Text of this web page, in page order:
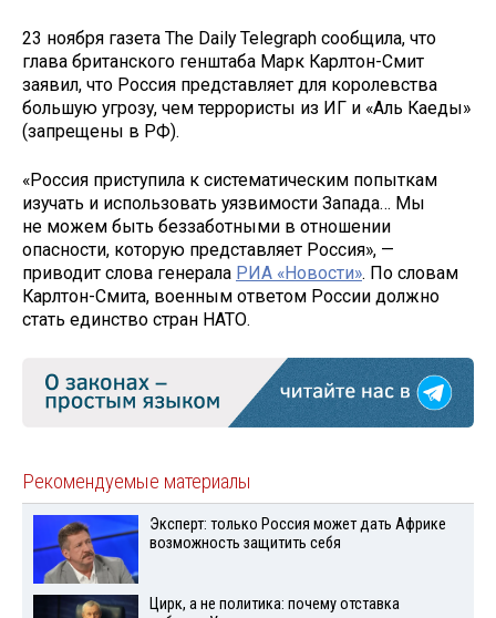
23 ноября газета The Daily Telegraph сообщила, что
глава британского генштаба Марк Карлтон-Смит
заявил, что Россия представляет для королевства
большую угрозу, чем террористы из ИГ и «Аль Каеды»
(запрещены в РФ).
«Россия приступила к систематическим попыткам
изучать и использовать уязвимости Запада… Мы
не можем быть беззаботными в отношении
опасности, которую представляет Россия», —
приводит слова генерала РИА «Новости». По словам
Карлтон-Смита, военным ответом России должно
стать единство стран НАТО.
Рекомендуемые материалы
Эксперт: только Россия может дать Африке
возможность защитить себя
Цирк, а не политика: почему отставка